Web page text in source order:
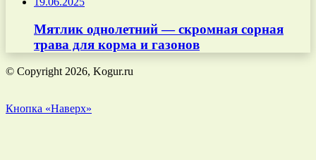
Мятлик однолетний — скромная сорная
трава для корма и газонов
© Copyright 2026, Kogur.ru
Кнопка «Наверх»